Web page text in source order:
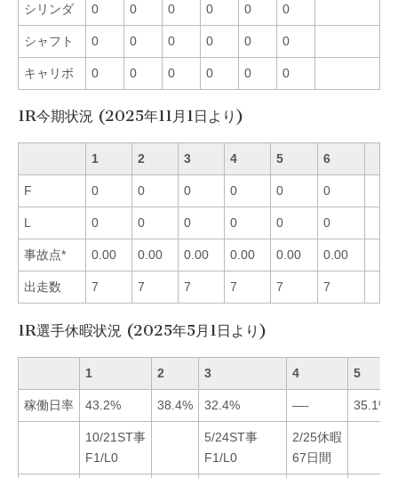
シリンダ 0 0 0 0 0 0
シャフト 0 0 0 0 0 0
キャリボ 0 0 0 0 0 0
1R今期状況 (2025年11月1日より)
1 2 3 4 5 6
F 0 0 0 0 0 0
L 0 0 0 0 0 0
事故点* 0.00 0.00 0.00 0.00 0.00 0.00
出走数 7 7 7 7 7 7
1R選手休暇状況 (2025年5月1日より)
1 2 3 4 5
稼働日率 43.2% 38.4% 32.4% —- 35.1%
10/21ST事
F1/L0
5/24ST事
F1/L0
2/25休暇
67日間